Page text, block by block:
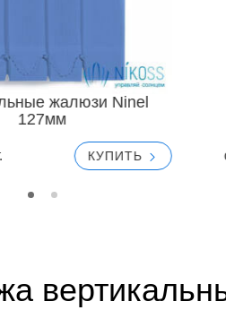
жалюзи Ninel
127мм
КУПИТЬ